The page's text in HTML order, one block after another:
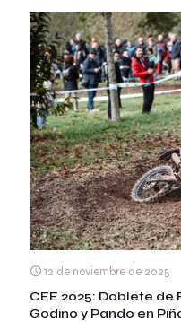
12 de noviembre de 2025
CEE 2025: Doblete de
Godino y Pando en